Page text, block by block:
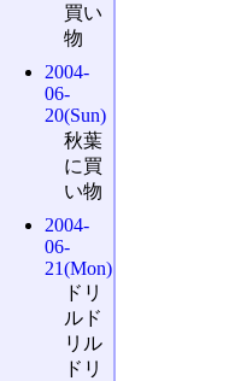
買い
物
2004-
06-
20(Sun)
秋葉
に買
い物
2004-
06-
21(Mon)
ドリ
ルド
リル
ドリ